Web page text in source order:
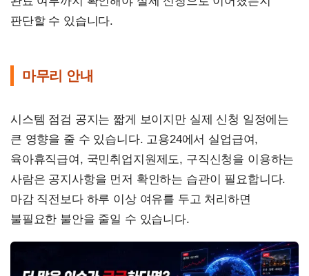
판단할 수 있습니다.
마무리 안내
시스템 점검 공지는 짧게 보이지만 실제 신청 일정에는
큰 영향을 줄 수 있습니다. 고용24에서 실업급여,
육아휴직급여, 국민취업지원제도, 구직신청을 이용하는
사람은 공지사항을 먼저 확인하는 습관이 필요합니다.
마감 직전보다 하루 이상 여유를 두고 처리하면
불필요한 불안을 줄일 수 있습니다.